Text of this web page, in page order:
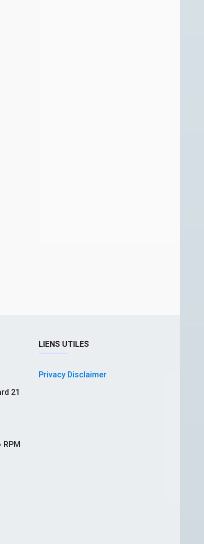
21
RPM
LIENS UTILES
Privacy Disclaimer